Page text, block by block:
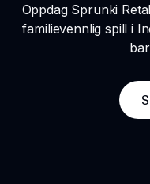
Oppdag Sprunki
familievennlig spill i